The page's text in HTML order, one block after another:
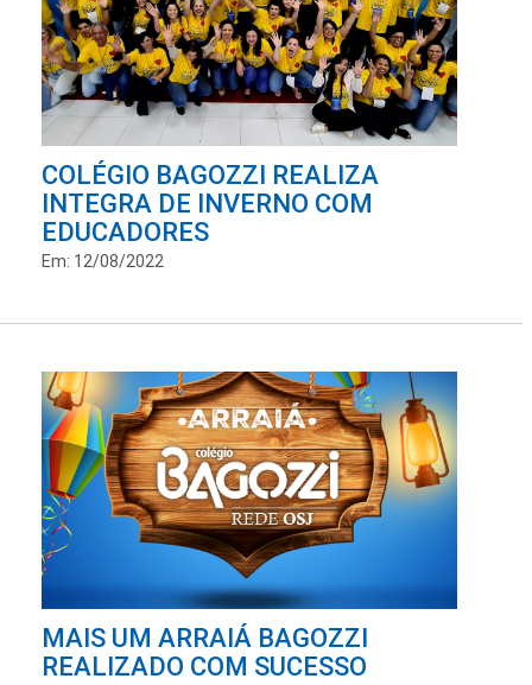
COLÉGIO BAGOZZI REALIZA
INTEGRA DE INVERNO COM
EDUCADORES
Em: 12/08/2022
MAIS UM ARRAIÁ BAGOZZI
REALIZADO COM SUCESSO